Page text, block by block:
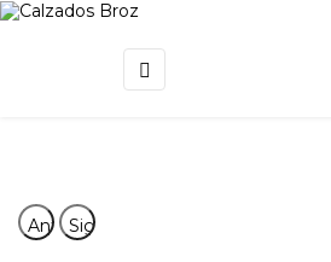
Navegación
de
☰
AnteriorSiguiente